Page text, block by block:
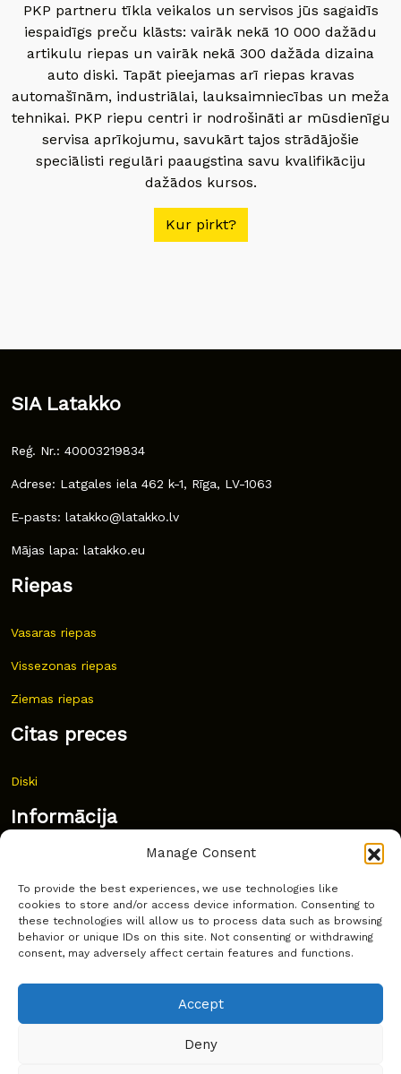
Manage Consent
To provide the best experiences, we use technologies like
cookies to store and/or access device information. Consenting to
these technologies will allow us to process data such as browsing
behavior or unique IDs on this site. Not consenting or withdrawing
consent, may adversely affect certain features and functions.
Accept
Deny
PKP partneru tīkla veikalos un servisos jūs sagaidīs
iespaidīgs preču klāsts: vairāk nekā 10 000 dažādu
artikulu riepas un vairāk nekā 300 dažāda dizaina
auto diski. Tapāt pieejamas arī riepas kravas
automašīnām, industriālai, lauksaimniecības un meža
tehnikai. PKP riepu centri ir nodrošināti ar mūsdienīgu
servisa aprīkojumu, savukārt tajos strādājošie
speciālisti regulāri paaugstina savu kvalifikāciju
dažādos kursos.
Kur pirkt?
SIA Latakko
Reģ. Nr.: 40003219834
Adrese: Latgales iela 462 k-1, Rīga, LV-1063
E-pasts: latakko@latakko.lv
Mājas lapa: latakko.eu
Riepas
Vasaras riepas
Vissezonas riepas
Ziemas riepas
Citas preces
Diski
Informācija
Bieži uzdoti jautājumi
Kur pirkt?
Sīkdatņu politika